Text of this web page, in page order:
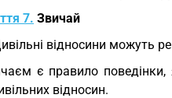
7. Звичай
відносини можуть
є правило поведінки,
відносин.